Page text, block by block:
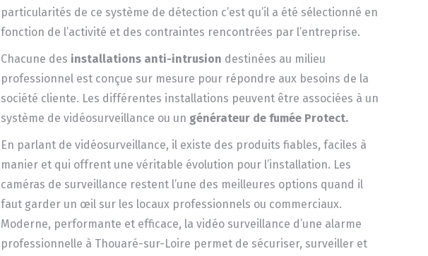
particularités de ce système de détection c’est qu’il a été sélectionné en
fonction de l’activité et des contraintes rencontrées par l’entreprise.
Chacune des installations anti-intrusion destinées au milieu
professionnel est conçue sur mesure pour répondre aux besoins de la
société cliente. Les différentes installations peuvent être associées à un
système de vidéosurveillance ou un générateur de fumée Protect.
En parlant de vidéosurveillance, il existe des produits fiables, faciles à
manier et qui offrent une véritable évolution pour l’installation. Les
caméras de surveillance restent l’une des meilleures options quand il
faut garder un œil sur les locaux professionnels ou commerciaux.
Moderne, performante et efficace, la vidéo surveillance d’une alarme
professionnelle à Thouaré-sur-Loire permet de sécuriser, surveiller et